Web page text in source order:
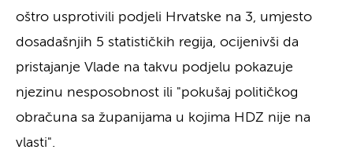
oštro usprotivili podjeli Hrvatske na 3, umjesto
dosadašnjih 5 statističkih regija, ocijenivši da
pristajanje Vlade na takvu podjelu pokazuje
njezinu nesposobnost ili "pokušaj političkog
obračuna sa županijama u kojima HDZ nije na
vlasti".